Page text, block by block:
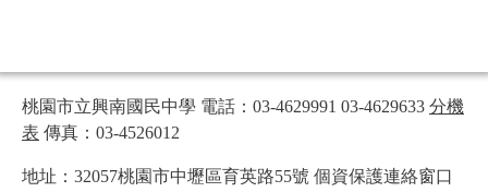
桃園市立興南國民中學 電話：03-4629991 03-4629633 分機
表 傳真：03-4526012
地址：32057桃園市中壢區育英路55號 個資保護連絡窗口